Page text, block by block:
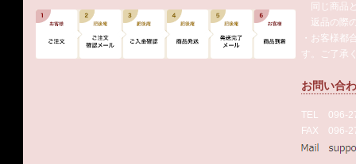
同じ商品
返品の際
・お客様都
す。ご了承
お問い合
TEL 096-
FAX 096-